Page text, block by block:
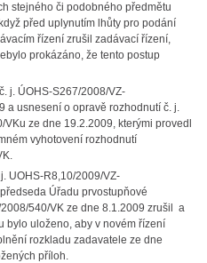
stejného či podobného předmětu
před uplynutím lhůty pro podání
řízení zrušil zadávací řízení,
prokázáno, že tento postup
j. ÚOHS-S267/2008/VZ-
a usnesení o opravě rozhodnutí č. j.
ze dne 19.2.2009, kterými provedl
vyhotovení rozhodnutí
UOHS-R8,10/2009/VZ-
Úřadu prvostupňové
540/VK ze dne 8.1.2009 zrušil a
bylo uloženo, aby v novém řízení
rozkladu zadavatele ze dne
příloh.